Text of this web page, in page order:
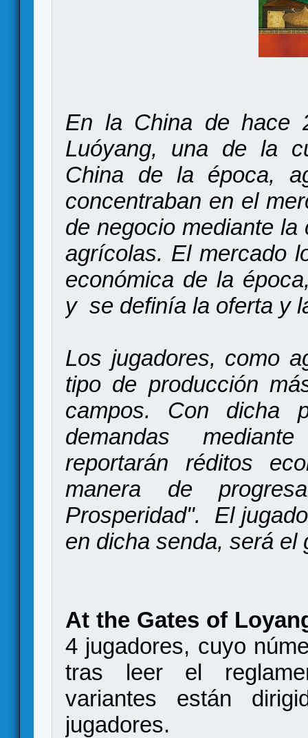
En la China de hace
Luóyang, una de la
China de la época,
concentraban en el
de negocio mediante
agrícolas. El mercado
económica de la
y se definía la oferta y
Los jugadores, como
tipo de producción
campos. Con dicha
demandas
reportarán réditos
manera de
Prosperidad". El
en dicha senda, será el
At the Gates of
4 jugadores, cuyo
tras leer el
variantes están
jugadores.